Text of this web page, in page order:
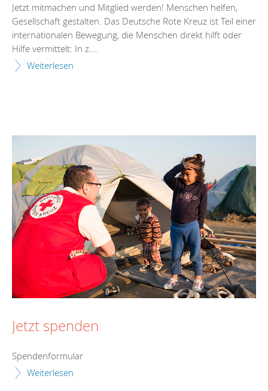
Jetzt mitmachen und Mitglied werden! Menschen helfen,
Gesellschaft gestalten. Das Deutsche Rote Kreuz ist Teil einer
internationalen Bewegung, die Menschen direkt hilft oder
Hilfe vermittelt: In z....
Weiterlesen
Jetzt spenden
Spendenformular
Weiterlesen